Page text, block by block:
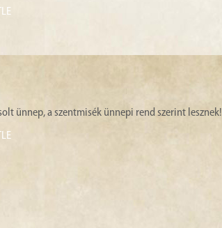
ünnep, a szentmisék ünnepi rend szerint lesznek!